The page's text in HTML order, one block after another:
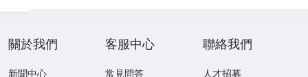
關於我們
新聞中心
客服中心
常見問答
聯絡我們
人才招募